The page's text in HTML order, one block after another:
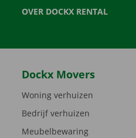
OVER DOCKX RENTAL
Dockx Movers
Woning verhuizen
Bedrijf verhuizen
Meubelbewaring